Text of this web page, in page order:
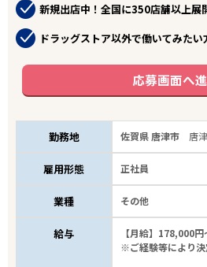
新規出店中！全国に350店舗以上展
ドラッグストア以外で働いてみたい
応募画面へ
勤務地 佐賀県 唐津市 唐
雇用形態 正社員
業種 その他
給与
【月給】178,000
※ご経験等により決